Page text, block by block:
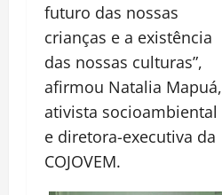
futuro das nossas
crianças e a existência
das nossas culturas”,
afirmou Natalia Mapuá,
ativista socioambiental
e diretora-executiva da
COJOVEM.